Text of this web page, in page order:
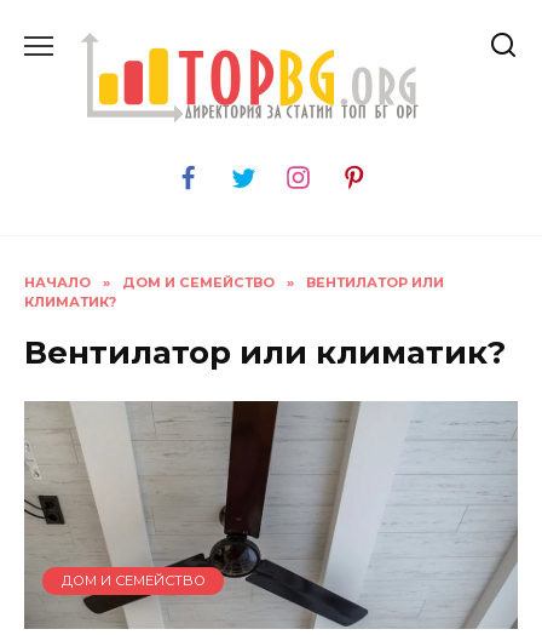
НАЧАЛО » ДОМ И СЕМЕЙСТВО »
ВЕНТИЛАТОР ИЛИ
КЛИМАТИК?
Вентилатор или климатик?
ДОМ И СЕМЕЙСТВО